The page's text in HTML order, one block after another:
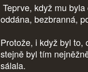
Teprve, když mu
oddána, bezbranná,
Protože, i když byl to,
stejně byl tím
sálala.